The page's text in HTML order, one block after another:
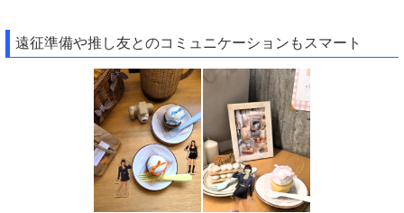
遠征準備や推し友とのコミュニケーションもスマート